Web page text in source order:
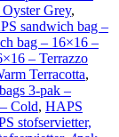
Grey,
sandwich bag –
bag – 16×16 –
– Terrazzo
Terracotta,
3-pak –
Cold, HAPS
stofservietter,